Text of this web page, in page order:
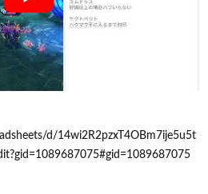
d/14wi2R2pzxT4OBm7ije5u5t